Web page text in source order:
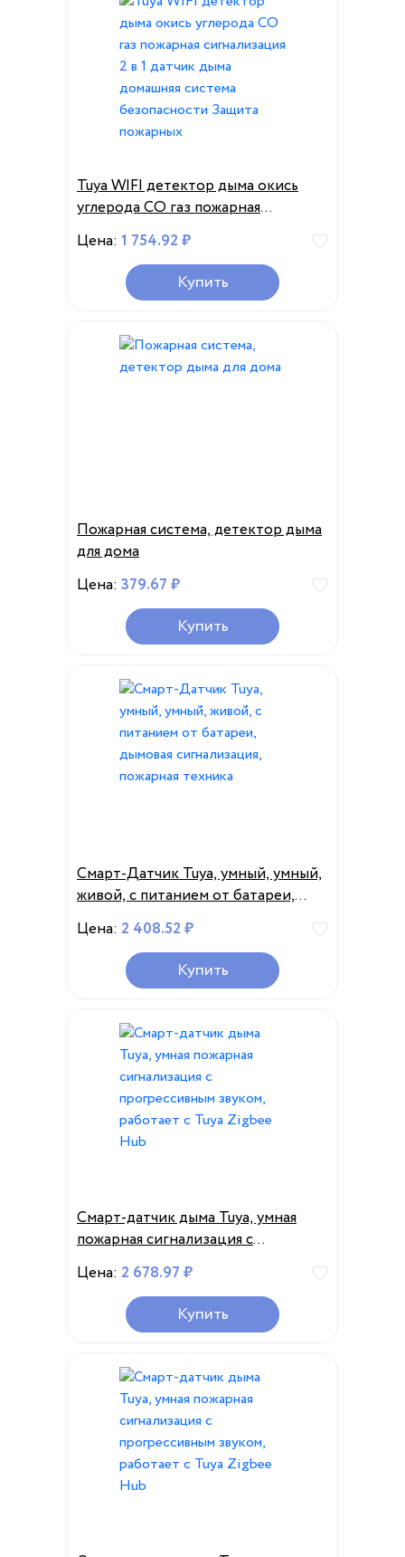
Tuya WIFI детектор дыма окись
углерода CO газ пожарная
сигнализация 2 в 1 датчик дыма
домашняя система безопасности
Защита пожарных
Цена: 1 754.92 ₽
Купить
Пожарная система, детектор дыма
для дома
Цена: 379.67 ₽
Купить
Смарт-Датчик Tuya, умный, умный,
живой, с питанием от батареи,
дымовая сигнализация, пожарная
техника
Цена: 2 408.52 ₽
Купить
Смарт-датчик дыма Tuya, умная
пожарная сигнализация с
прогрессивным звуком, работает с
Tuya Zigbee Hub
Цена: 2 678.97 ₽
Купить